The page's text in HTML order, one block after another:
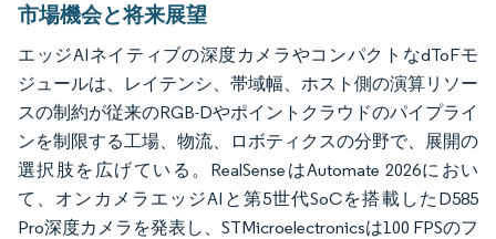
市場機会と将来展望
エッジAIネイティブの深度カメラやコンパクトなdToFモ
ジュールは、レイテンシ、帯域幅、ホスト側の演算リソー
スの制約が従来のRGB-Dやポイントクラウドのパイプライ
ンを制限する工場、物流、ロボティクスの分野で、展開の
選択肢を広げている。RealSenseはAutomate 2026におい
て、オンカメラエッジAIと第5世代SoCを搭載したD585
Pro深度カメラを発表し、STMicroelectronicsは100 FPSのフ